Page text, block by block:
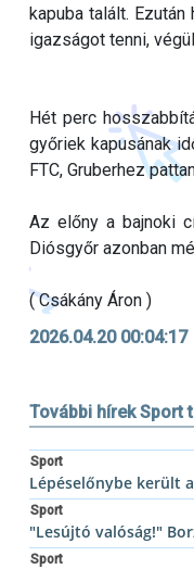
kapuba talált.
igazságot tenni,
Hét perc
győriek kapusának
FTC, Gruberhez
Az előny a bajnoki
Diósgyőr azonban
( Csákány Áron )
2026.04.20 00:04:17
További hírek Sport
Sport
Lépéselőnybe került
Sport
"Lesújtó valóság!"
Sport